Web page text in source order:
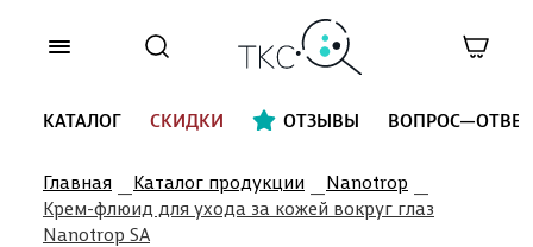
КАТАЛОГ СКИДКИ ОТЗЫВЫ ВОПРОС—ОТВЕТ
Главная Каталог продукции
Nanotrop
Крем-флюид для ухода за кожей вокруг глаз
Nanotrop SA